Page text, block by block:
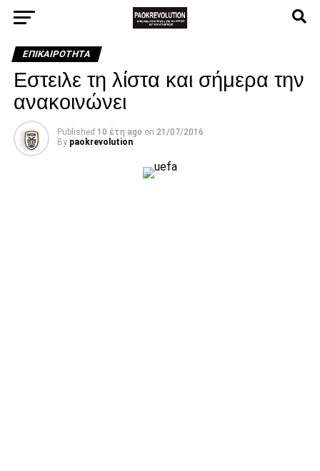
ΕΠΙΚΑΙΡΌΤΗΤΑ
Εστειλε τη λίστα και σήμερα την
ανακοινώνει
Published 10 έτη ago on 21/07/2016
By paokrevolution